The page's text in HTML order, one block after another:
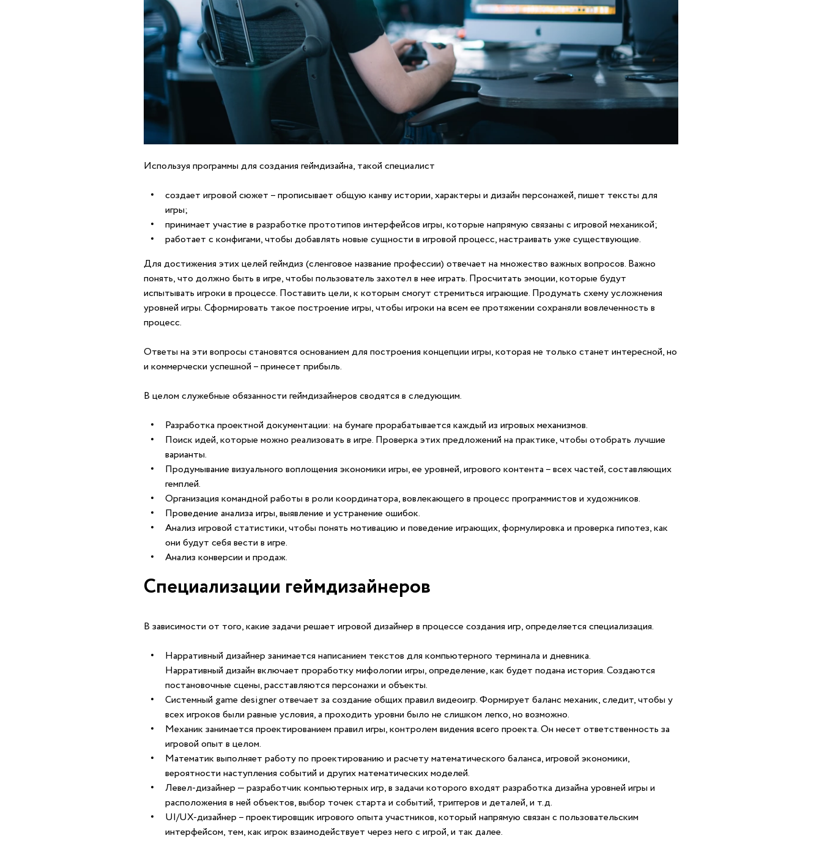
Используя программы для создания геймдизайна, такой специалист
создает игровой сюжет – прописывает общую канву истории, характеры и дизайн персонажей, пишет тексты для
игры;
принимает участие в разработке прототипов интерфейсов игры, которые напрямую связаны с игровой механикой;
работает с конфигами, чтобы добавлять новые сущности в игровой процесс, настраивать уже существующие.
Для достижения этих целей геймдиз (сленговое название профессии) отвечает на множество важных вопросов. Важно
понять, что должно быть в игре, чтобы пользователь захотел в нее играть. Просчитать эмоции, которые будут
испытывать игроки в процессе. Поставить цели, к которым смогут стремиться играющие. Продумать схему усложнения
уровней игры. Сформировать такое построение игры, чтобы игроки на всем ее протяжении сохраняли вовлеченность в
процесс.
Ответы на эти вопросы становятся основанием для построения концепции игры, которая не только станет интересной, но
и коммерчески успешной – принесет прибыль.
В целом служебные обязанности геймдизайнеров сводятся в следующим.
Разработка проектной документации: на бумаге прорабатывается каждый из игровых механизмов.
Поиск идей, которые можно реализовать в игре. Проверка этих предложений на практике, чтобы отобрать лучшие
варианты.
Продумывание визуального воплощения экономики игры, ее уровней, игрового контента – всех частей, составляющих
гемплей.
Организация командной работы в роли координатора, вовлекающего в процесс программистов и художников.
Проведение анализа игры, выявление и устранение ошибок.
Анализ игровой статистики, чтобы понять мотивацию и поведение играющих, формулировка и проверка гипотез, как
они будут себя вести в игре.
Анализ конверсии и продаж.
Специализации геймдизайнеров
В зависимости от того, какие задачи решает игровой дизайнер в процессе создания игр, определяется специализация.
Нарративный дизайнер занимается написанием текстов для компьютерного терминала и дневника.
Нарративный дизайн включает проработку мифологии игры, определение, как будет подана история. Создаются
постановочные сцены, расставляются персонажи и объекты.
Системный game designer отвечает за создание общих правил видеоигр. Формирует баланс механик, следит, чтобы у
всех игроков были равные условия, а проходить уровни было не слишком легко, но возможно.
Механик занимается проектированием правил игры, контролем видения всего проекта. Он несет ответственность за
игровой опыт в целом.
Математик выполняет работу по проектированию и расчету математического баланса, игровой экономики,
вероятности наступления событий и других математических моделей.
Левел-дизайнер — разработчик компьютерных игр, в задачи которого входят разработка дизайна уровней игры и
расположения в ней объектов, выбор точек старта и событий, триггеров и деталей, и т.д.
UI/UX-дизайнер – проектировщик игрового опыта участников, который напрямую связан с пользовательским
интерфейсом, тем, как игрок взаимодействует через него с игрой, и так далее.